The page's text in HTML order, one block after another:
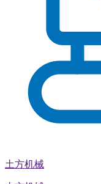
土方机械